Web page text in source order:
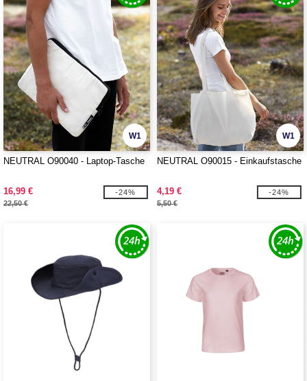
W1
NEUTRAL O90040 - Laptop-Tasche
16,99 €
22,50 €
-24%
W1
NEUTRAL O90015 - Einkaufstasche
4,19 €
5,50 €
-24%